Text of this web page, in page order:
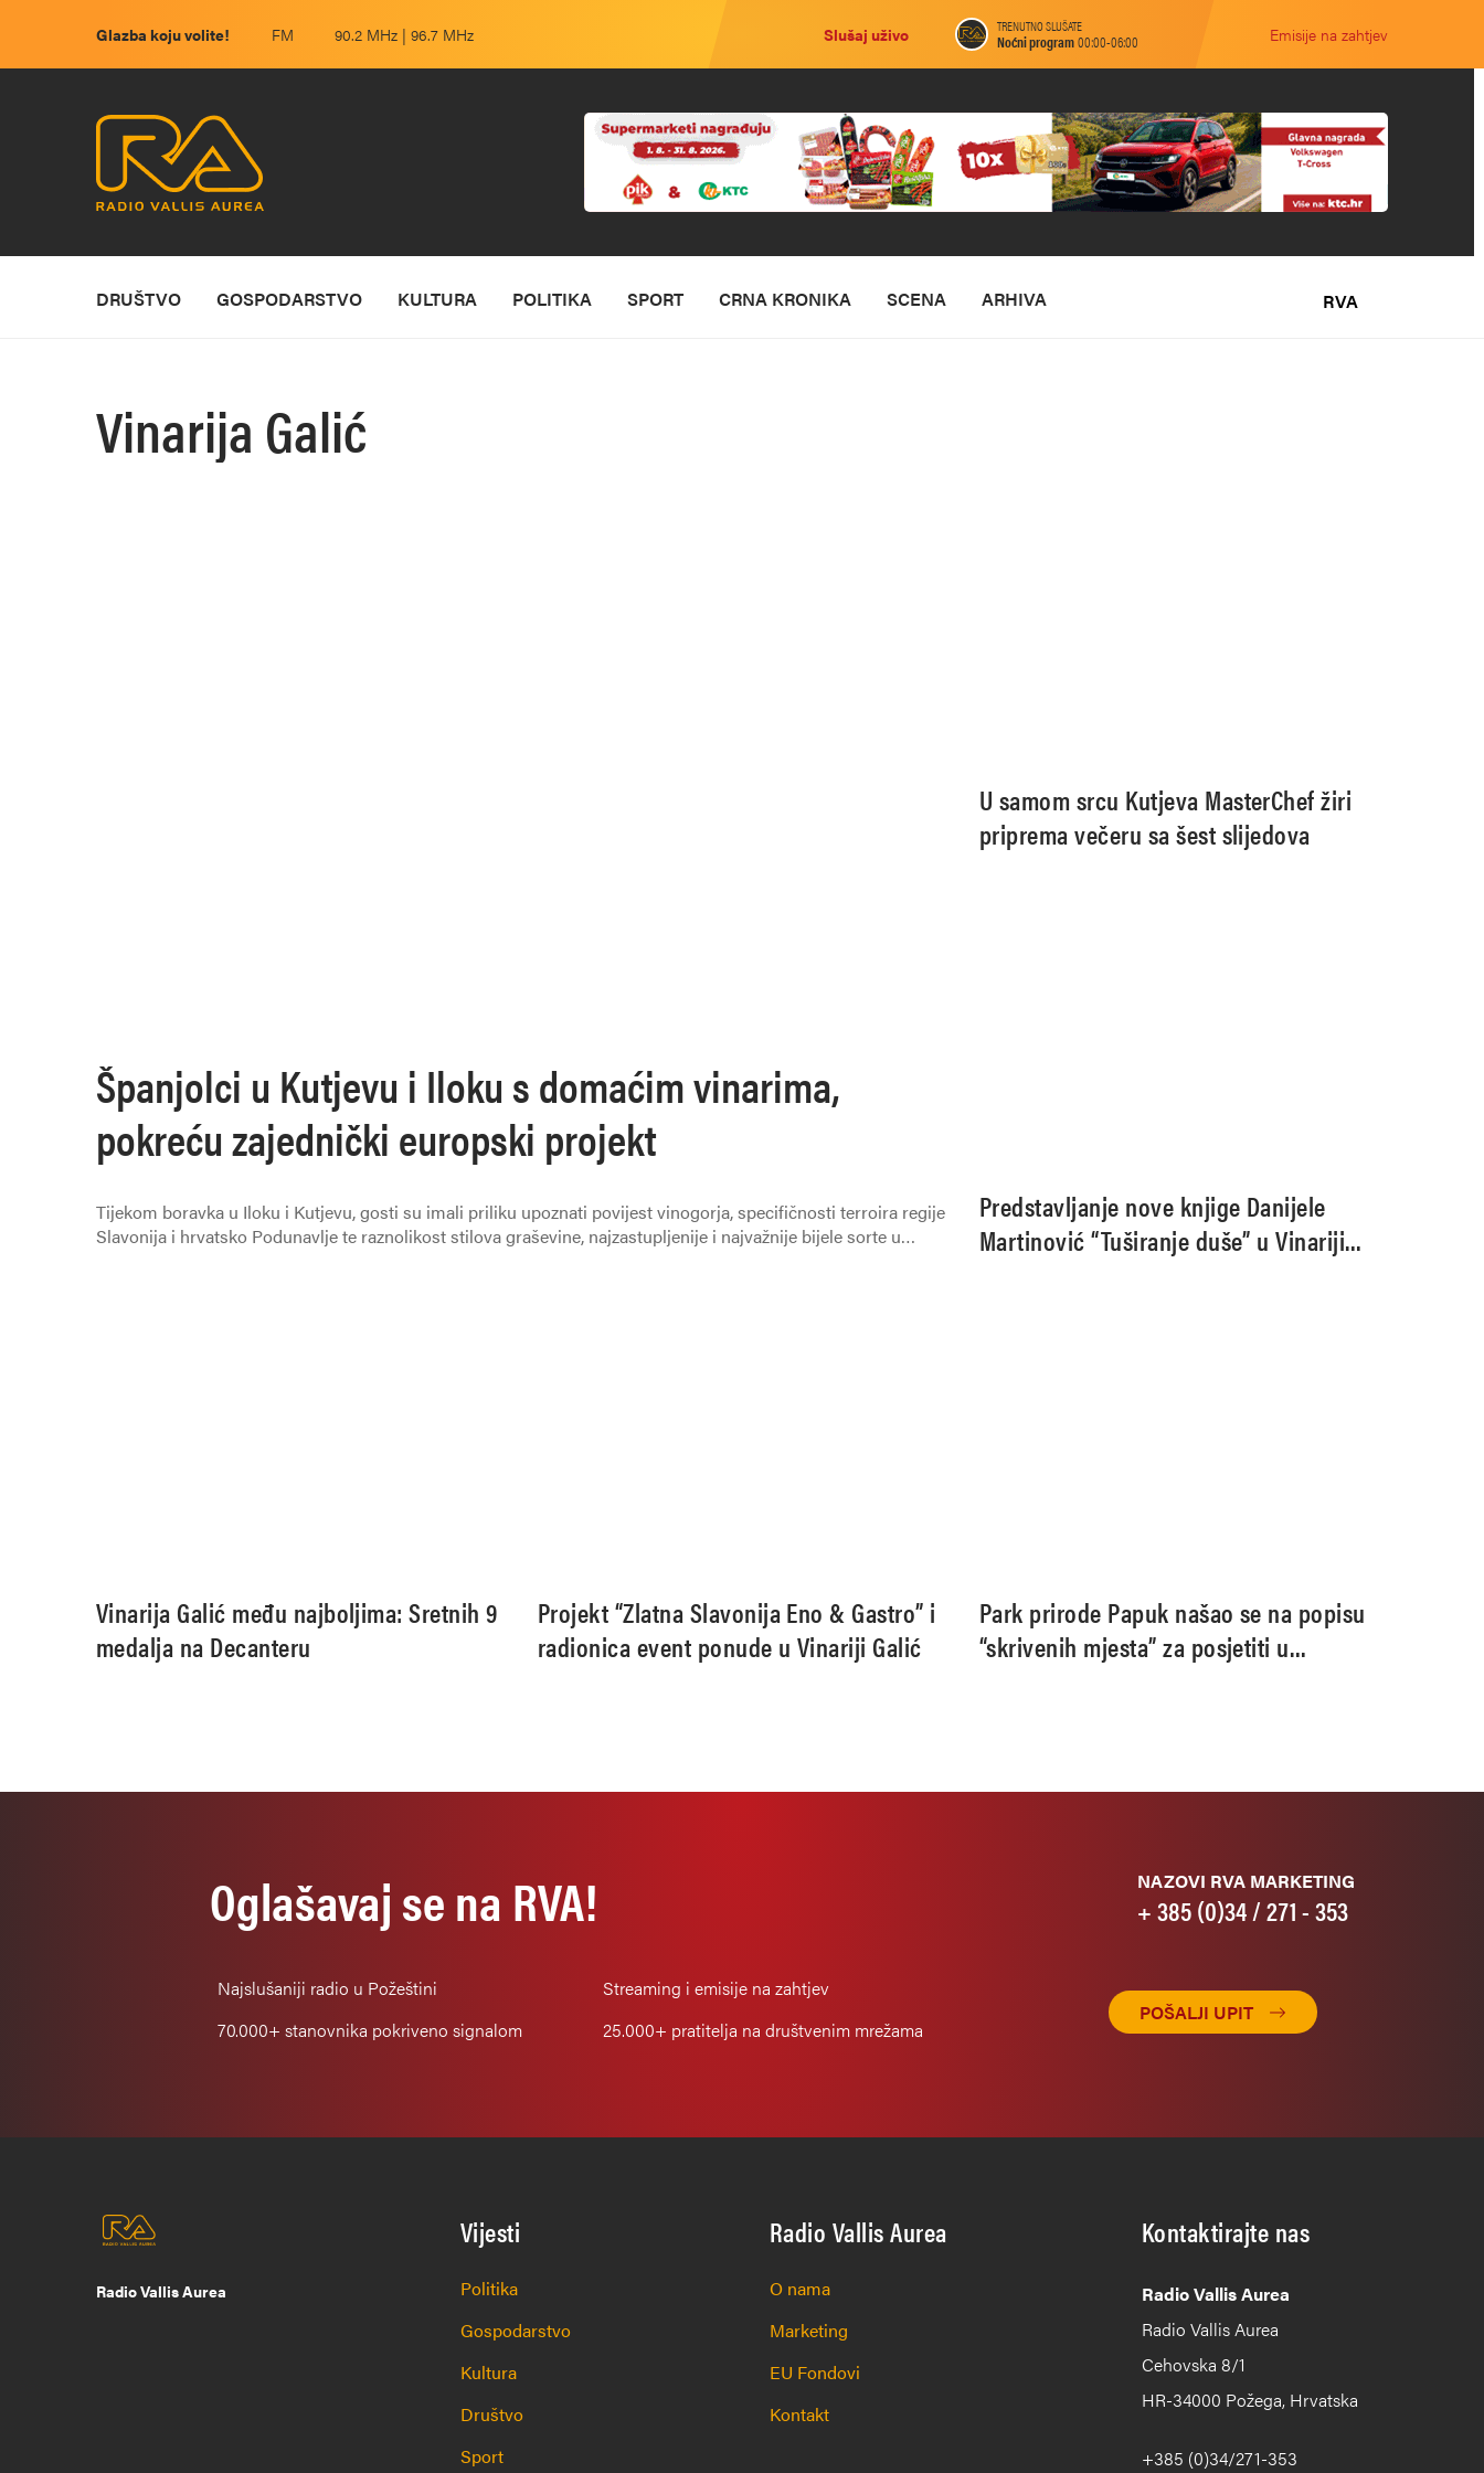
Glazba koju volite! FM 90.2 MHz | 96.7 MHz Slušaj uživo TRENUTNO SLUŠATE
Noćni program00:00-06:00 Emisije na zahtjev
DRUŠTVO GOSPODARSTVO KULTURA POLITIKA SPORT CRNA KRONIKA SCENA ARHIVA RVA
Vinarija Galić
Španjolci u Kutjevu i Iloku s domaćim vinarima,
pokreću zajednički europski projekt
Tijekom boravka u Iloku i Kutjevu, gosti su imali priliku upoznati povijest vinogorja, specifičnosti terroira regije
Slavonija i hrvatsko Podunavlje te raznolikost stilova graševine, najzastupljenije i najvažnije bijele sorte u
U samom srcu Kutjeva MasterChef žiri
priprema večeru sa šest slijedova
Predstavljanje nove knjige Danijele
Martinović “Tuširanje duše” u Vinariji
Vinarija Galić među najboljima: Sretnih 9
medalja na Decanteru
Projekt “Zlatna Slavonija Eno & Gastro” i
radionica event ponude u Vinariji Galić
Park prirode Papuk našao se na popisu
“skrivenih mjesta” za posjetiti u
Oglašavaj se na RVA!
Najslušaniji radio u Požeštini
Streaming i emisije na zahtjev
70.000+ stanovnika pokriveno signalom 25.000+ pratitelja na društvenim mrežama
NAZOVI RVA MARKETING
+ 385 (0)34 / 271 - 353
POŠALJI UPIT
Radio Vallis Aurea
Vijesti
Politika
Gospodarstvo
Kultura
Društvo
Sport
Radio Vallis Aurea
O nama
Marketing
EU Fondovi
Kontakt
Kontaktirajte nas
Radio Vallis Aurea
Radio Vallis Aurea
Cehovska 8/1
HR-34000 Požega, Hrvatska
+385 (0)34/271-353